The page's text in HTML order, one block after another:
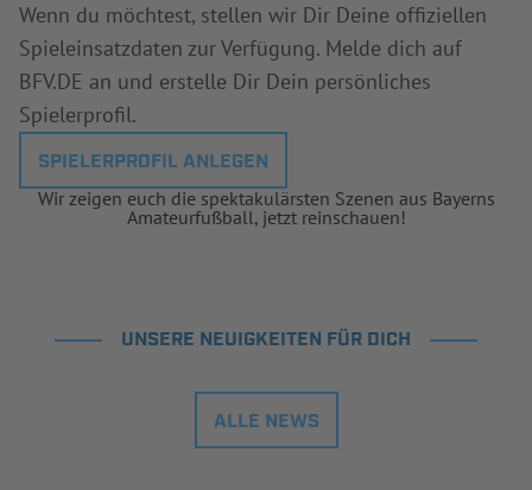
Wenn du möchtest, stellen wir Dir Deine offiziellen
Spieleinsatzdaten zur Verfügung. Melde dich auf
BFV.DE an und erstelle Dir Dein persönliches
Spielerprofil.
SPIELERPROFIL ANLEGEN
Wir zeigen euch die spektakulärsten Szenen aus Bayerns
Amateurfußball, jetzt reinschauen!
UNSERE NEUIGKEITEN FÜR DICH
ALLE NEWS